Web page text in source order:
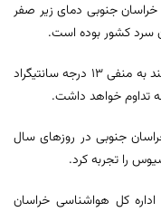
جنوبی دمای زیر صفر
سرد کشور بوده است.
جواد نخعی روز شنبه افزود: کمینه دما در بیرجند به منفی ۱۳ درجه سانتیگراد
تداوم خواهد داشت.
جنوبی در روزهای سال
را تجربه کرد.
کل هواشناسی خراسان